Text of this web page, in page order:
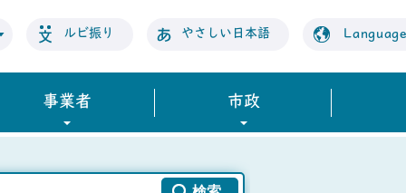
ルビ振り やさしい日本語 Language
事業者 市政